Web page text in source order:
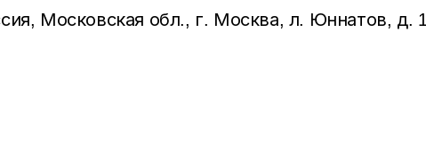
Московская обл., г. Москва, л. Юннатов, д.